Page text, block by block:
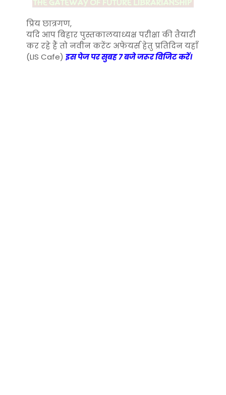
प्रिय छात्रगण,
यदि आप बिहार पुस्तकालयाध्यक्ष परीक्षा की तैयारी
कर रहे हैं तो नवीन करेंट अफेयर्स हेतु प्रतिदिन यहाँ
(LIS Cafe) इस पेज पर सुबह 7 बजे जरूर विजिट करें।